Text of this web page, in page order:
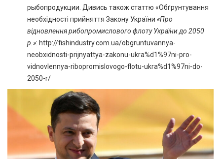
рыбопродукции. Дивись також статтю «Обґрунтування
необхідності прийняття Закону України «Про
відновлення рибопромислового флоту України до 2050
р.»: http://fishindustry.com.ua/obgruntuvannya-
neobxidnosti-prijnyattya-zakonu-ukra%d1%97ni-pro-
vidnovlennya-ribopromislovogo-flotu-ukra%d1%97ni-do-
2050-r/